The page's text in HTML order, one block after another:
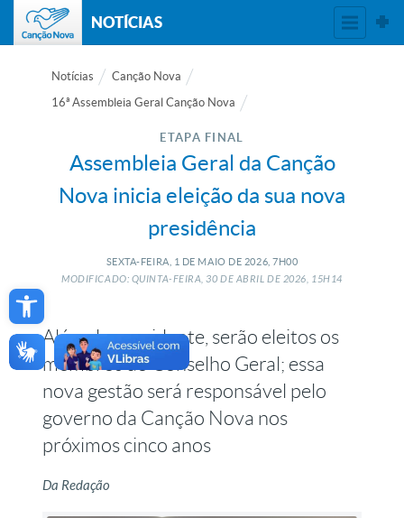
Open toolbar
NOTÍCIAS
Notícias
Canção Nova
16ª Assembleia Geral Canção Nova
ETAPA FINAL
Assembleia Geral da Canção
Nova inicia eleição da sua nova
presidência
SEXTA-FEIRA, 1 DE MAIO DE 2026, 7H00
MODIFICADO: QUINTA-FEIRA, 30 DE ABRIL DE 2026, 15H14
Além do presidente, serão eleitos os
membros do Conselho Geral; essa
nova gestão será responsável pelo
governo da Canção Nova nos
próximos cinco anos
Da Redação